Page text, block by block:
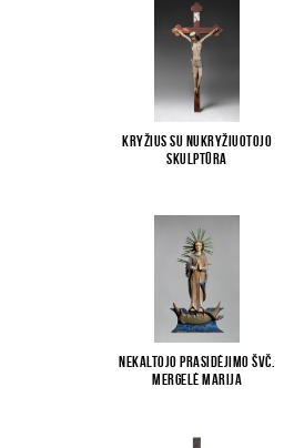
Kryžius su Nukryžiuotojo
skulptūra
Nekaltojo Prasidėjimo Švč.
Mergelė Marija